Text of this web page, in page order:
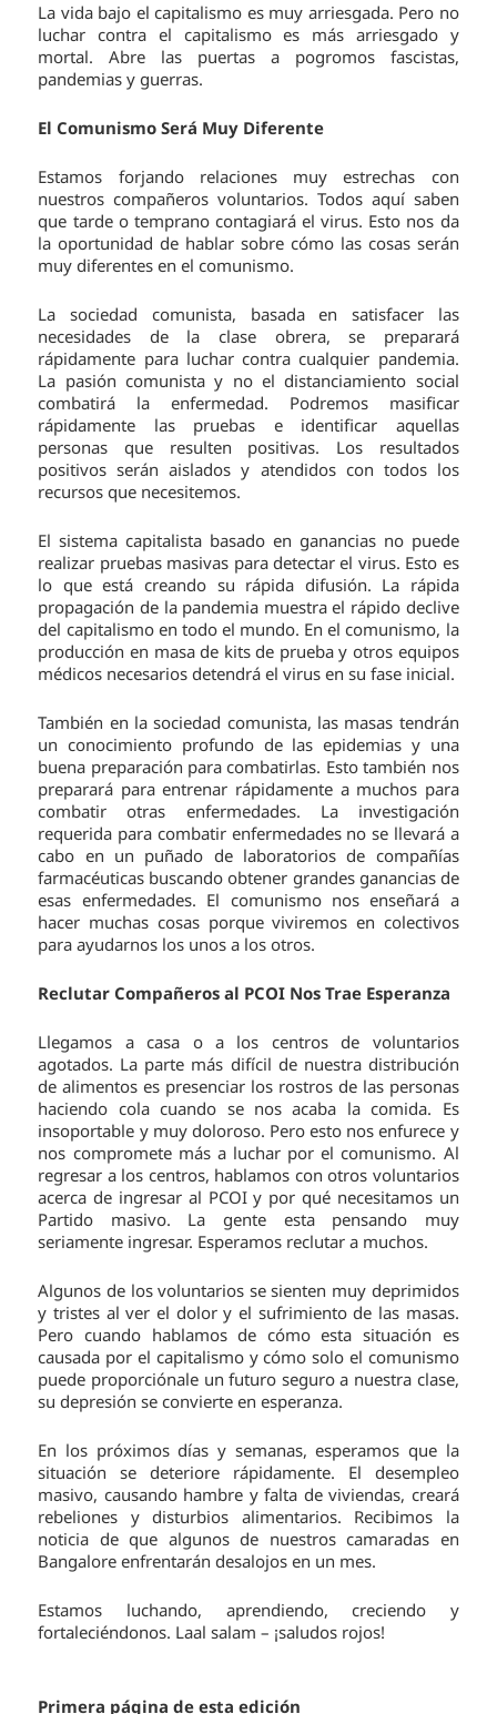
La vida bajo el capitalismo es muy arriesgada. Pero no
luchar contra el capitalismo es más arriesgado y
mortal. Abre las puertas a pogromos fascistas,
pandemias y guerras.
El Comunismo Será Muy Diferente
Estamos forjando relaciones muy estrechas con
nuestros compañeros voluntarios. Todos aquí saben
que tarde o temprano contagiará el virus. Esto nos da
la oportunidad de hablar sobre cómo las cosas serán
muy diferentes en el comunismo.
La sociedad comunista, basada en satisfacer las
necesidades de la clase obrera, se preparará
rápidamente para luchar contra cualquier pandemia.
La pasión comunista y no el distanciamiento social
combatirá la enfermedad. Podremos masificar
rápidamente las pruebas e identificar aquellas
personas que resulten positivas. Los resultados
positivos serán aislados y atendidos con todos los
recursos que necesitemos.
El sistema capitalista basado en ganancias no puede
realizar pruebas masivas para detectar el virus. Esto es
lo que está creando su rápida difusión. La rápida
propagación de la pandemia muestra el rápido declive
del capitalismo en todo el mundo. En el comunismo, la
producción en masa de kits de prueba y otros equipos
médicos necesarios detendrá el virus en su fase inicial.
También en la sociedad comunista, las masas tendrán
un conocimiento profundo de las epidemias y una
buena preparación para combatirlas. Esto también nos
preparará para entrenar rápidamente a muchos para
combatir otras enfermedades. La investigación
requerida para combatir enfermedades no se llevará a
cabo en un puñado de laboratorios de compañías
farmacéuticas buscando obtener grandes ganancias de
esas enfermedades. El comunismo nos enseñará a
hacer muchas cosas porque viviremos en colectivos
para ayudarnos los unos a los otros.
Reclutar Compañeros al PCOI Nos Trae Esperanza
Llegamos a casa o a los centros de voluntarios
agotados. La parte más difícil de nuestra distribución
de alimentos es presenciar los rostros de las personas
haciendo cola cuando se nos acaba la comida. Es
insoportable y muy doloroso. Pero esto nos enfurece y
nos compromete más a luchar por el comunismo. Al
regresar a los centros, hablamos con otros voluntarios
acerca de ingresar al PCOI y por qué necesitamos un
Partido masivo. La gente esta pensando muy
seriamente ingresar. Esperamos reclutar a muchos.
Algunos de los voluntarios se sienten muy deprimidos
y tristes al ver el dolor y el sufrimiento de las masas.
Pero cuando hablamos de cómo esta situación es
causada por el capitalismo y cómo solo el comunismo
puede proporciónale un futuro seguro a nuestra clase,
su depresión se convierte en esperanza.
En los próximos días y semanas, esperamos que la
situación se deteriore rápidamente. El desempleo
masivo, causando hambre y falta de viviendas, creará
rebeliones y disturbios alimentarios. Recibimos la
noticia de que algunos de nuestros camaradas en
Bangalore enfrentarán desalojos en un mes.
Estamos luchando, aprendiendo, creciendo y
fortaleciéndonos. Laal salam – ¡saludos rojos!
Primera página de esta edición